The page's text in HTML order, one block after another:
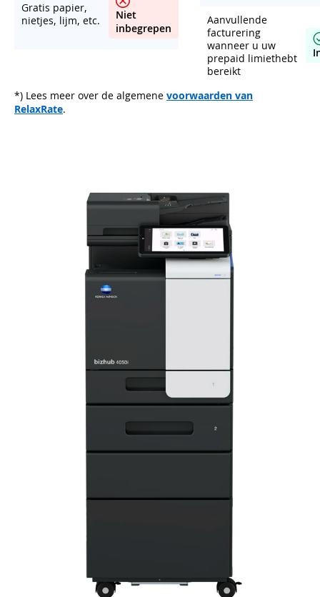
Gratis papier,
nietjes, lijm, etc.
Niet
inbegrepen
Aanvullende
facturering
wanneer u uw
prepaid limiethebt
bereikt
*) Lees meer over de algemene voorwaarden van
RelaxRate.